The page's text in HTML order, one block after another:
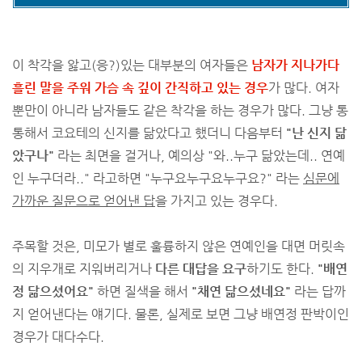
이 착각을 앓고(응?)있는 대부분의 여자들은 남자가 지나가다
흘린 말을 주워 가슴 속 깊이 간직하고 있는 경우가 많다. 여자
뿐만이 아니라 남자들도 같은 착각을 하는 경우가 많다. 그냥 통
통해서 코요테의 신지를 닮았다고 했더니 다음부터 "난 신지 닮
았구나" 라는 최면을 걸거나, 예의상 "와..누구 닮았는데.. 연예
인 누구더라.." 라고하면 "누구요누구요누구요?" 라는 심문에
가까운 질문으로 얻어낸 답을 가지고 있는 경우다.
주목할 것은, 미모가 별로 훌륭하지 않은 연예인을 대면 머릿속
의 지우개로 지워버리거나 다른 대답을 요구하기도 한다. "배연
정 닮으셨어요" 하면 질색을 해서 "채연 닮으셨네요" 라는 답까
지 얻어낸다는 얘기다. 물론, 실제로 보면 그냥 배연정 판박이인
경우가 대다수다.